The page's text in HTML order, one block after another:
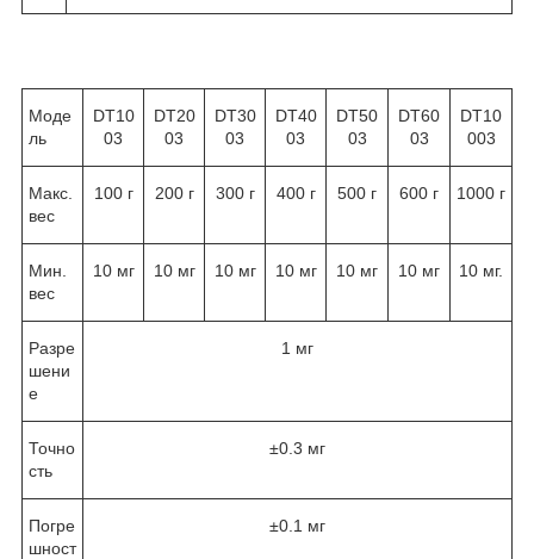
Моде
ль
DT10
03
DT20
03
DT30
03
DT40
03
DT50
03
DT60
03
DT10
003
Макс.
вес
100 г 200 г 300 г 400 г 500 г 600 г 1000 г
Мин.
вес
10 мг 10 мг 10 мг 10 мг 10 мг 10 мг 10 мг.
Разре
шени
е
1 мг
Точно
сть
±0.3 мг
Погре
шност
±0.1 мг